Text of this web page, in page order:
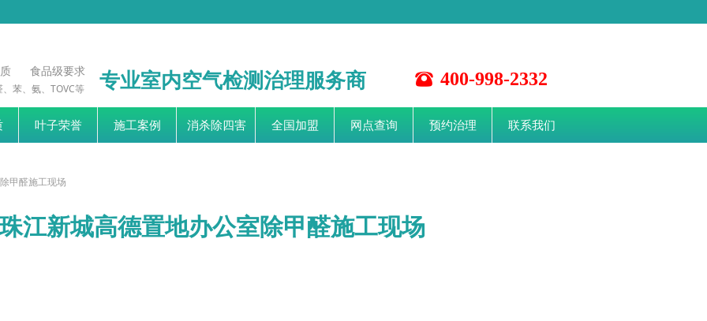
뀰 400-998-2332
质 食品级要求
苯、氨、TOVC等 专业室内空气检测治理服务商
叶子荣誉 施工案例 消杀除四害 全国加盟 网点查询 预约治理 联系我们
甲醛施工现场
江新城高德置地办公室除甲醛施工现场